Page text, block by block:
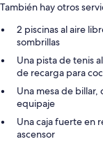
También hay otros
2 piscinas al aire
sombrillas
Una pista de tenis
de recarga para
Una mesa de billar,
equipaje
Una caja fuerte en
ascensor